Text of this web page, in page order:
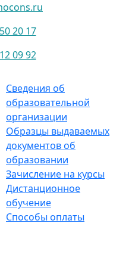
20 17
09 92
Сведения об
образовательной
организации
Образцы выдаваемых
документов об
образовании
Зачисление на курсы
Дистанционное
обучение
Способы оплаты